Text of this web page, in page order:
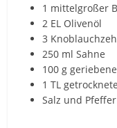
1 mittelgroßer
2 EL Olivenöl
3
250 ml Sahne
100 g
1 TL
Salz und